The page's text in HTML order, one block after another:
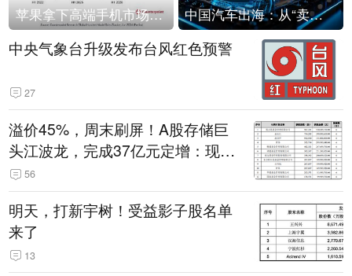
苹果拿下高端手机市场65%的份额：iPhone 17系列功不可没 中国汽车出海：从“卖出去”到“走进去”
中央气象台升级发布台风红色预警
27
溢价45%，周末刷屏！A股存储巨
头江波龙，完成37亿元定增：现价
386.6元，定增价560元
56
明天，打新宇树！受益影子股名单
来了
13